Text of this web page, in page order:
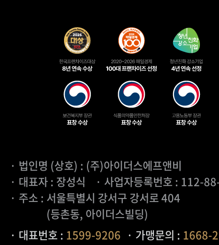
· 법인명 (상호) : (주)아이더스에프앤비
· 대표자 : 장성식
· 사업자등록번호 : 112-
· 주소 : 서울특별시 강서구 강서로 404
(등촌동, 아이더스빌딩)
· 대표번호 : 1599-9206 · 가맹문의 : 1668-